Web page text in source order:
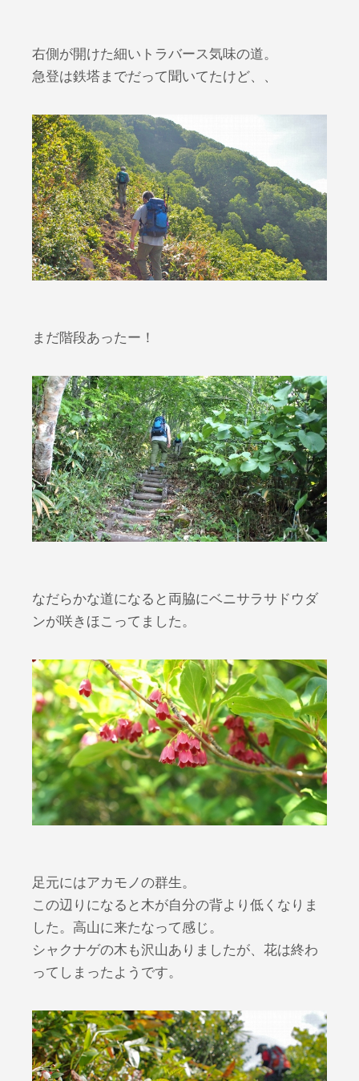
右側が開けた細いトラバース気味の道。
急登は鉄塔までだって聞いてたけど、、
まだ階段あったー！
なだらかな道になると両脇にベニサラサドウダ
ンが咲きほこってました。
足元にはアカモノの群生。
この辺りになると木が自分の背より低くなりま
した。高山に来たなって感じ。
シャクナゲの木も沢山ありましたが、花は終わ
ってしまったようです。